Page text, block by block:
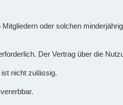
oder solchen
Der Vertrag über die
nicht zulässig.